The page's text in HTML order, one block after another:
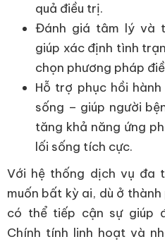
quả điều trị.
Đánh giá tâm lý và
giúp xác định tình
chọn phương pháp
Hỗ trợ phục hồi
sống – giúp người
tăng khả năng ứng
lối sống tích cực.
Với hệ thống dịch vụ đa
muốn bất kỳ ai, dù ở
có thể tiếp cận sự giúp
Chính tính linh hoạt và